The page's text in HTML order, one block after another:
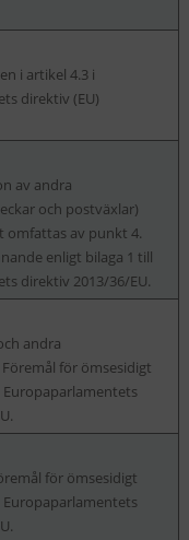
i artikel 4.3 i
direktiv (EU)
av andra
och postväxlar)
omfattas av punkt 4.
enligt bilaga 1 till
direktiv 2013/36/EU.
andra
för ömsesidigt
för ömsesidigt